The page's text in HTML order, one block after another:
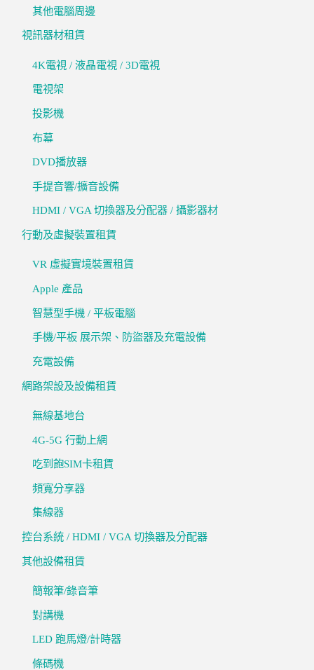
其他電腦周邊
視訊器材租賃
4K電視 / 液晶電視 / 3D電視
電視架
投影機
布幕
DVD播放器
手提音響/擴音設備
HDMI / VGA 切換器及分配器 / 攝影器材
行動及虛擬裝置租賃
VR 虛擬實境裝置租賃
Apple 產品
智慧型手機 / 平板電腦
手機/平板 展示架、防盜器及充電設備
充電設備
網路架設及設備租賃
無線基地台
4G-5G 行動上網
吃到飽SIM卡租賃
頻寬分享器
集線器
控台系統 / HDMI / VGA 切換器及分配器
其他設備租賃
簡報筆/錄音筆
對講機
LED 跑馬燈/計時器
條碼機